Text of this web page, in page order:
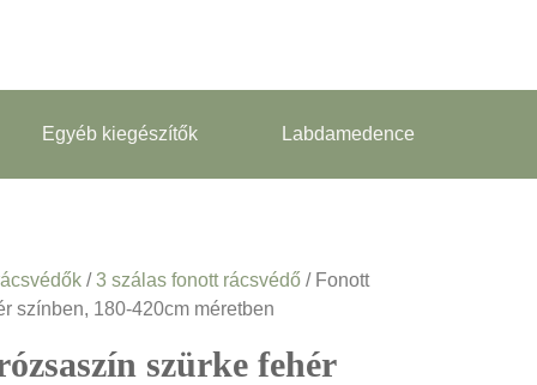
Egyéb kiegészítők Labdamedence
/3 szálas fonott rácsvédő/ Fonott
színben, 180-420cm méretben
szürke fehér